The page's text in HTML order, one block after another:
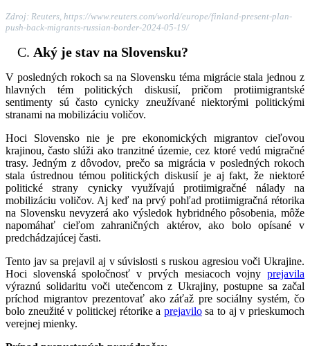
Zdroj: Reuters, https://www.reuters.com/world/europe/finland-present-plan-
push-back-migrants-russian-border-2024-05-19/
Aký je stav na Slovensku?
V posledných rokoch sa na Slovensku téma migrácie stala jednou z
hlavných tém politických diskusií, pričom protiimigrantské
sentimenty sú často cynicky zneužívané niektorými politickými
stranami na mobilizáciu voličov.
Hoci Slovensko nie je pre ekonomických migrantov cieľovou
krajinou, často slúži ako tranzitné územie, cez ktoré vedú migračné
trasy. Jedným z dôvodov, prečo sa migrácia v posledných rokoch
stala ústrednou témou politických diskusií je aj fakt, že niektoré
politické strany cynicky využívajú protiimigračné nálady na
mobilizáciu voličov. Aj keď na prvý pohľad protiimigračná rétorika
na Slovensku nevyzerá ako výsledok hybridného pôsobenia, môže
napomáhať cieľom zahraničných aktérov, ako bolo opísané v
predchádzajúcej časti.
Tento jav sa prejavil aj v súvislosti s ruskou agresiou voči Ukrajine.
Hoci slovenská spoločnosť v prvých mesiacoch vojny prejavila
výraznú solidaritu voči utečencom z Ukrajiny, postupne sa začal
príchod migrantov prezentovať ako záťaž pre sociálny systém, čo
bolo zneužité v politickej rétorike a prejavilosa to aj v prieskumoch
verejnej mienky.